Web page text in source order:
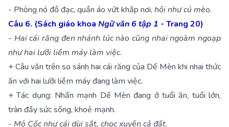
- Phòng nó đồ đạc, quần áo vứt khắp nơi, hôi như cú mèo.
Câu 6. (Sách giáo khoa Ngữ văn 6 tập 1 - Trang 20)
- Hai cái răng đen nhánh lúc nào cũng nhai ngoàm ngoạp
như hai lưỡi liềm máy làm việc.
+ Câu văn trên so sánh hai cái răng của Dế Mèn khi nhai thức
ăn với hai lưỡi liềm máy đang làm việc.
+ Tác dụng: Nhấn mạnh Dế Mèn đang ở tuổi ăn, tuổi lớn,
tràn đầy sức sống, khoẻ mạnh.
- Mỏ Cốc như cái dùi sắt, chọc xuyên cả đất.